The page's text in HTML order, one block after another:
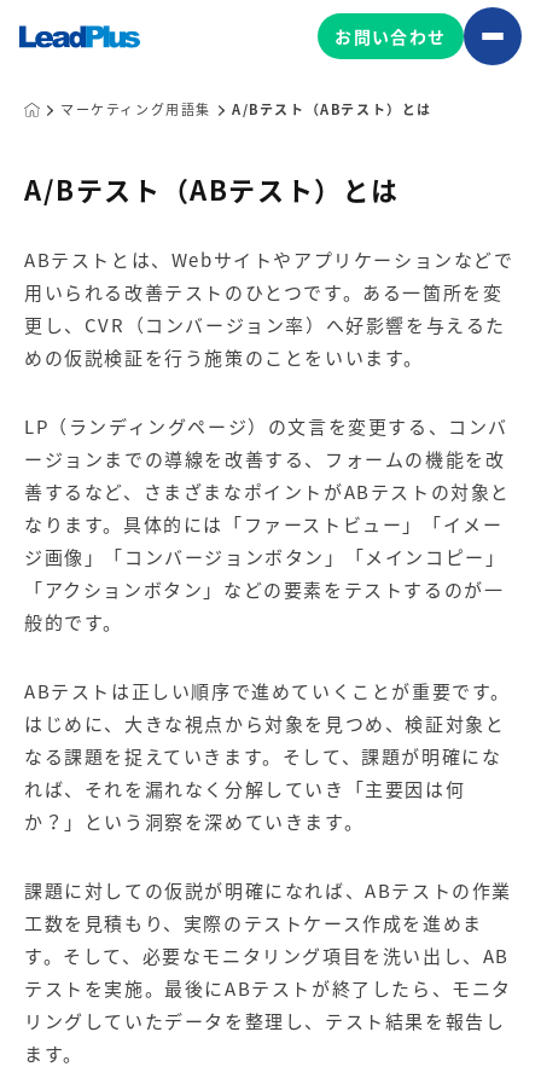
Web制作
マーケティングコンサルティング
コンテンツ制作
マーケティング基盤の製品
Leadplus One MyFolio
ボード
マーケティングサービスの製品
【店舗型ビジネス向け】エリ
ア
マーケティングサービス
【金融機関向け】マーケティ
ング
サービス
サービス
広告プロモーションの製品
【クリニック向け】新規集患
Web広告サービス
Web広告パッケージ
【塾・個別塾業界向け】新規
集客Web広告パッケージ
サイトアクセス増加パッケー
ジ
商圏ねらいうちパッケージ 求人パッケージ
Web制作の製品
お問い合わせ
マーケティング用語集 A/Bテスト（ABテスト）とは
A/Bテスト（ABテスト）とは
ABテストとは、Webサイトやアプリケーションなどで
用いられる改善テストのひとつです。ある一箇所を変
更し、CVR（コンバージョン率）へ好影響を与えるた
めの仮説検証を行う施策のことをいいます。
LP（ランディングページ）の文言を変更する、コンバ
ージョンまでの導線を改善する、フォームの機能を改
善するなど、さまざまなポイントがABテストの対象と
なります。具体的には「ファーストビュー」「イメー
ジ画像」「コンバージョンボタン」「メインコピー」
「アクションボタン」などの要素をテストするのが一
般的です。
ABテストは正しい順序で進めていくことが重要です。
はじめに、大きな視点から対象を見つめ、検証対象と
なる課題を捉えていきます。そして、課題が明確にな
れば、それを漏れなく分解していき「主要因は何
か？」という洞察を深めていきます。
課題に対しての仮説が明確になれば、ABテストの作業
工数を見積もり、実際のテストケース作成を進めま
す。そして、必要なモニタリング項目を洗い出し、AB
テストを実施。最後にABテストが終了したら、モニタ
リングしていたデータを整理し、テスト結果を報告し
ます。